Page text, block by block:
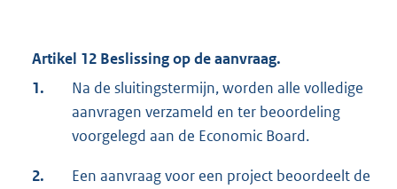
Artikel 12 Beslissing op de aanvraag.
1.
Na de sluitingstermijn, worden alle volledige
aanvragen verzameld en ter beoordeling
voorgelegd aan de Economic Board.
2.
Een aanvraag voor een project beoordeelt de